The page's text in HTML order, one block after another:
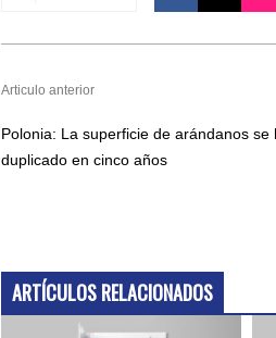
Articulo anterior
Polonia: La superficie de arándanos se
duplicado en cinco años
ARTÍCULOS RELACIONADOS